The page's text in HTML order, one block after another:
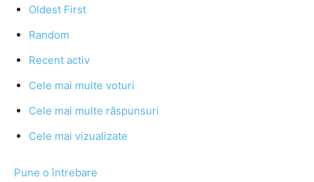
Oldest First
Random
Recent activ
Cele mai multe voturi
Cele mai multe răspunsuri
Cele mai vizualizate
Pune o întrebare